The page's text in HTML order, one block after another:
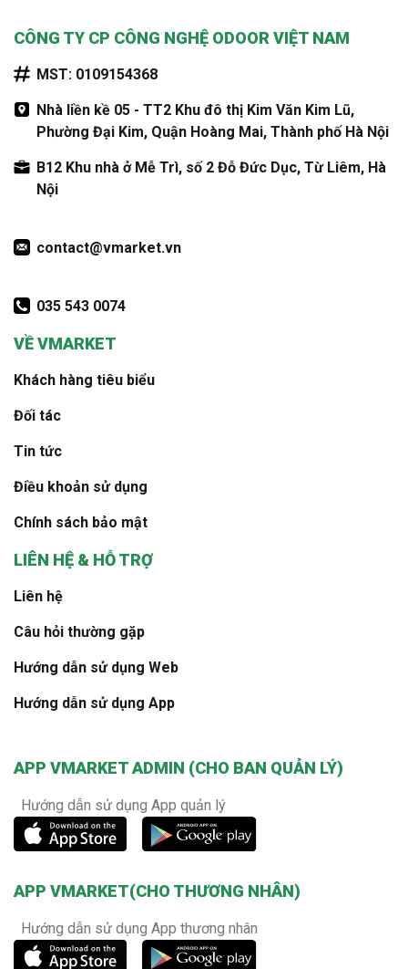
CÔNG TY CP CÔNG NGHỆ ODOOR VIỆT NAM
MST: 0109154368
Nhà liền kề 05 - TT2 Khu đô thị Kim Văn Kim Lũ,
Phường Đại Kim, Quận Hoàng Mai, Thành phố Hà Nội
B12 Khu nhà ở Mễ Trì, số 2 Đỗ Đức Dục, Từ Liêm, Hà
Nội
contact@vmarket.vn
035 543 0074
VỀ VMARKET
Khách hàng tiêu biểu
Đối tác
Tin tức
Điều khoản sử dụng
Chính sách bảo mật
LIÊN HỆ & HỖ TRỢ
Liên hệ
Câu hỏi thường gặp
Hướng dẫn sử dụng Web
Hướng dẫn sử dụng App
APP VMARKET ADMIN (CHO BAN QUẢN LÝ)
Hướng dẫn sử dụng App quản lý
APP VMARKET(CHO THƯƠNG NHÂN)
Hướng dẫn sử dụng App thương nhân